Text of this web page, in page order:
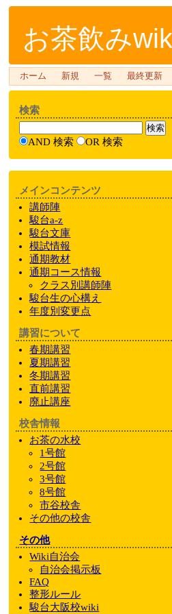
お茶飲み
ホーム 新規 一覧 最終更新
検索
AND 検索 OR 検索
メインコンテンツ
講師陣
駿台a-z
駿台文庫
模試情報
通期教材
通期 コース情報
クラス別講師陣
駿台生の心構え
年度別変更点
講習について
春期講習
夏期講習
冬期講習
直前講習
廃止講座
校舎情報
お茶の水校
1号館
2号館
3号館
8号館
市谷校舎
その他の校舎
その他
Wiki自治会
自治会掲示板
FAQ
整形ルール
駿台大阪校wiki